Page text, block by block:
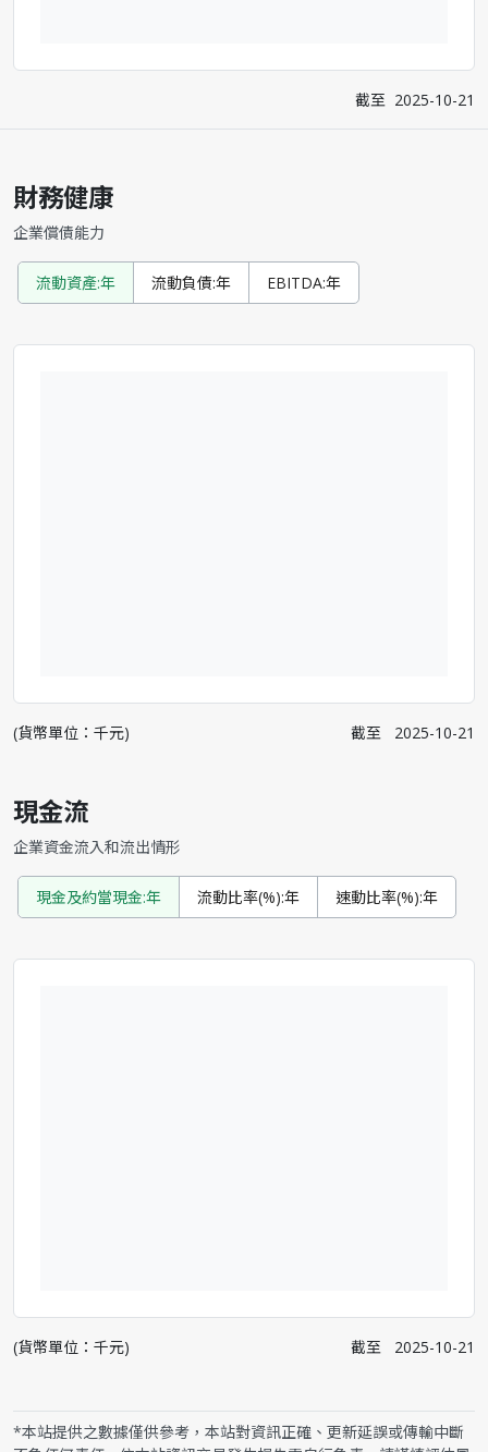
截至 2025-10-21
財務健康
企業償債能力
流動資產:年 流動負債:年 EBITDA:年
(貨幣單位：千元) 截至 2025-10-21
現金流
企業資金流入和流出情形
現金及約當現金:年 流動比率(%):年 速動比率(%):年
(貨幣單位：千元) 截至 2025-10-21
*本站提供之數據僅供參考，本站對資訊正確、更新延誤或傳輸中斷